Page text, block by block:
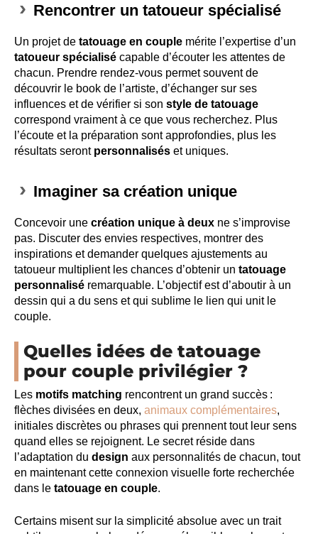
Rencontrer un tatoueur spécialisé
Un projet de tatouage en couple mérite l’expertise d’un
tatoueur spécialisé capable d’écouter les attentes de
chacun. Prendre rendez-vous permet souvent de
découvrir le book de l’artiste, d’échanger sur ses
influences et de vérifier si son style de tatouage
correspond vraiment à ce que vous recherchez. Plus
l’écoute et la préparation sont approfondies, plus les
résultats seront personnalisés et uniques.
Imaginer sa création unique
Concevoir une création unique à deux ne s’improvise
pas. Discuter des envies respectives, montrer des
inspirations et demander quelques ajustements au
tatoueur multiplient les chances d’obtenir un tatouage
personnalisé remarquable. L’objectif est d’aboutir à un
dessin qui a du sens et qui sublime le lien qui unit le
couple.
Quelles idées de tatouage
pour couple privilégier ?
Les motifs matching rencontrent un grand succès :
flèches divisées en deux, animaux complémentaires,
initiales discrètes ou phrases qui prennent tout leur sens
quand elles se rejoignent. Le secret réside dans
l’adaptation du design aux personnalités de chacun, tout
en maintenant cette connexion visuelle forte recherchée
dans le tatouage en couple.
Certains misent sur la simplicité absolue avec un trait